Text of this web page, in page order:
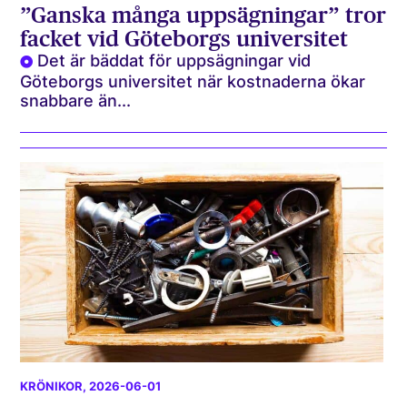
”Ganska många uppsägningar” tror
facket vid Göteborgs universitet
Det är bäddat för uppsägningar vid
Göteborgs universitet när kostnaderna ökar
snabbare än...
KRÖNIKOR, 2026-06-01